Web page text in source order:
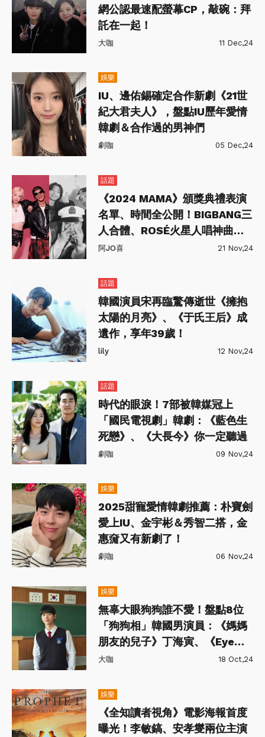
網公認最速配螢幕CP，敲碗：拜
託在一起！
大咖 11 Dec,24
娛樂
IU、邊佑錫確定合作新劇《21世
紀大君夫人》，盤點IU歷年愛情
韓劇＆合作過的男神們
劇咖 05 Dec,24
話題
《2024 MAMA》頒獎典禮表演
名單、時間全公開！BIGBANG三
人合體、ROSÉ火星人唱神曲
Apt.
阿JO喜 21 Nov,24
話題
韓國演員宋再臨驚傳逝世《擁抱
太陽的月亮》、《于氏王后》成
遺作，享年39歲！
lily 12 Nov,24
話題
時代的眼淚！7部被韓媒冠上
「國民電視劇」韓劇：《藍色生
死戀》、《大長今》你一定聽過
劇咖 09 Nov,24
娛樂
2025甜寵愛情韓劇推薦：朴寶劍
愛上IU、金宇彬＆秀智二搭，金
惠奫又有新劇了！
劇咖 06 Nov,24
娛樂
無辜大眼狗狗誰不愛！盤點8位
「狗狗相」韓國男演員：《媽媽
朋友的兒子》丁海寅、《Eye
Love You》蔡鍾協
大咖 18 Oct,24
娛樂
《全知讀者視角》電影海報首度
曝光！李敏鎬、安孝燮兩位主演